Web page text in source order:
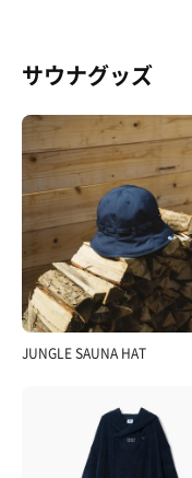
サウナグッズ
JUNGLE SAUNA HAT